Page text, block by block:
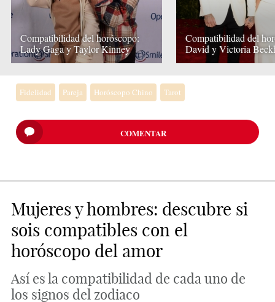
Compatibilidad del horóscopo:
Lady Gaga y Taylor Kinney
Compatibilidad del
David y Victoria
Fidelidad Pareja Horóscopo Chino Tarot
COMENTAR
Mujeres y hombres: descubre si
sois compatibles con el
horóscopo del amor
Así es la compatibilidad de cada uno de
los signos del zodiaco